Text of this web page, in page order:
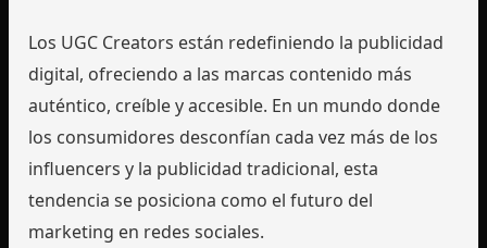
Los UGC Creators están redefiniendo la publicidad
digital, ofreciendo a las marcas contenido más
auténtico, creíble y accesible. En un mundo donde
los consumidores desconfían cada vez más de los
influencers y la publicidad tradicional, esta
tendencia se posiciona como el futuro del
marketing en redes sociales.